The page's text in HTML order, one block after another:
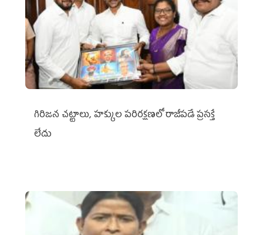
గిరిజన చట్టాలు, హక్కుల పరిరక్షణలో రాజీపడే ప్రసక్తే
లేదు